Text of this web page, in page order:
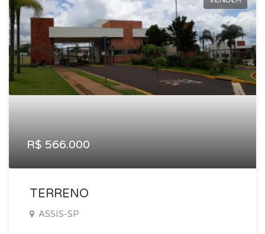
R$ 566.000
TERRENO
ASSIS-SP